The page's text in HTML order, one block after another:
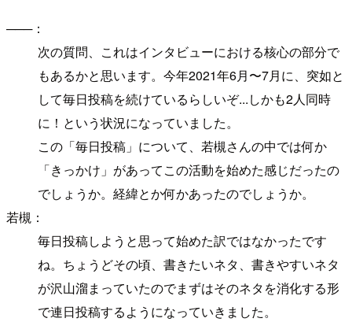
───：
次の質問、これはインタビューにおける核心の部分で
もあるかと思います。今年2021年6月〜7月に、突如と
して毎日投稿を続けているらしいぞ...しかも2人同時
に！という状況になっていました。
この「毎日投稿」について、若槻さんの中では何か
「きっかけ」があってこの活動を始めた感じだったの
でしょうか。経緯とか何かあったのでしょうか。
若槻：
毎日投稿しようと思って始めた訳ではなかったです
ね。ちょうどその頃、書きたいネタ、書きやすいネタ
が沢山溜まっていたのでまずはそのネタを消化する形
で連日投稿するようになっていきました。